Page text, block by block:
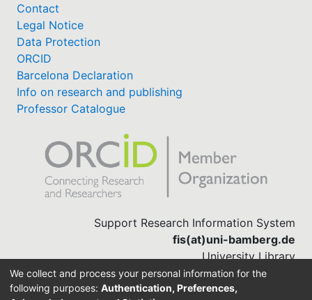
Contact
Legal Notice
Data Protection
ORCID
Barcelona Declaration
Info on research and publishing
Professor Catalogue
Support Research Information System
fis(at)uni-bamberg.de
University Library
(0951) 863-1568
We collect and process your personal information for the
following purposes: Authentication, Preferences,